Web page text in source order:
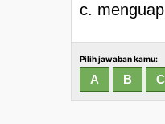
c. menguap
Pilih jawaban kamu: